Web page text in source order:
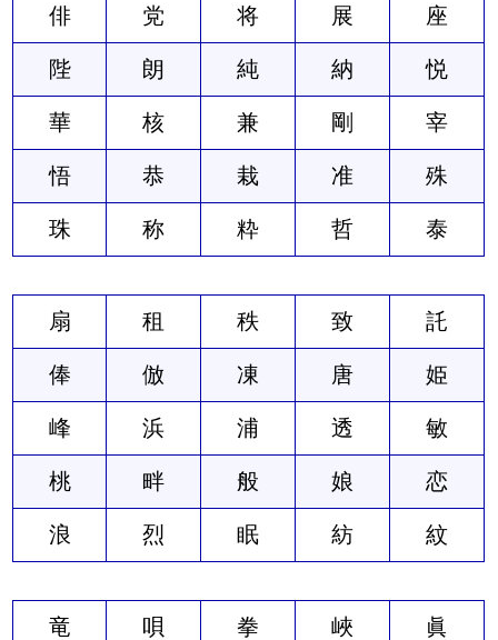
俳 党 将 展 座
陛 朗 純 納 悦
華 核 兼 剛 宰
悟 恭 栽 准 殊
珠 称 粋 哲 泰
扇 租 秩 致 託
俸 倣 凍 唐 姫
峰 浜 浦 透 敏
桃 畔 般 娘 恋
浪 烈 眠 紡 紋
竜 唄 拳 峽 眞